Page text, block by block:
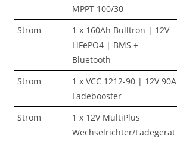
MPPT 100/30
Strom
1 x 160Ah Bulltron | 12V
LiFePO4 | BMS +
Bluetooth
Strom
1 x VCC 1212-90 | 12V 90A
Ladebooster
Strom
1 x 12V MultiPlus
Wechselrichter/Ladegerät